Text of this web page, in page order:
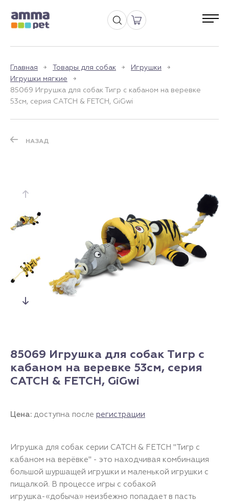
Главная Товары для собак
Игрушки
Игрушки мягкие
85069 Игрушка для собак Тигр с кабаном на веревке
53см, серия CATCH & FETCH, GiGwi
НАЗАД
85069 Игрушка для собак Тигр с
кабаном на веревке 53см, серия
CATCH & FETCH, GiGwi
Цена: доступна после регистрации
Игрушка для собак серии CATCH & FETCH "Тигр с
кабаном на верёвке" - это находчивая комбинация
большой шуршащей игрушки и маленькой игрушки с
пищалкой. В процессе игры с собакой
игрушка-«добыча» неизбежно попадает в пасть